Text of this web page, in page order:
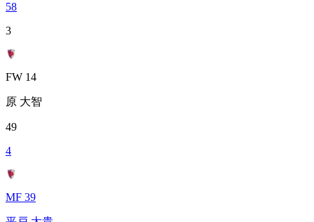
58
3
FW 14
原 大智
49
4
MF 39